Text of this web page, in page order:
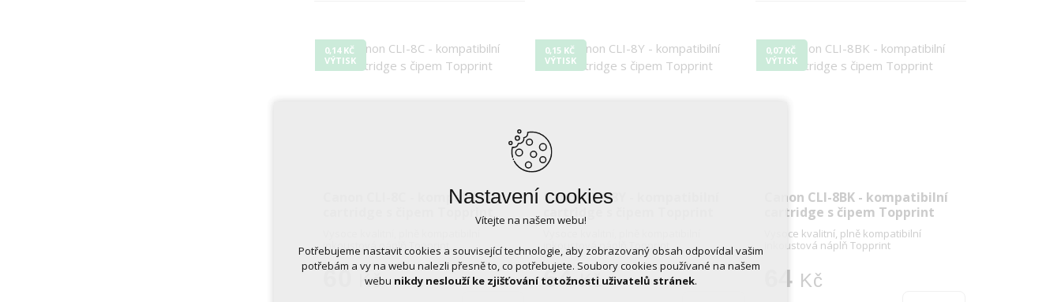
0,14 KČ
VÝTISK
Canon CLI-8C - kompatibilní
cartridge s čipem Topprint
inkoustová náplň Topprint
60 Kč
0,15 KČ
VÝTISK
Canon CLI-8Y - kompatibilní
cartridge s čipem Topprint
inkoustová náplň Topprint
64Kč
0,07 KČ
VÝTISK
Canon CLI-8BK - kompatibilní
cartridge s čipem Topprint
Vysoce kvalitní, plně kompatibilní
inkoustová náplň Topprint
64 Kč
Nastavení cookies
Vítejte na našem webu!
Potřebujeme nastavit cookies a související technologie, aby zobrazovaný obsah odpovídal vašim
potřebám a vy na webu nalezli přesně to, co potřebujete. Soubory cookies používané na našem
webu nikdy neslouží ke zjišťování totožnosti uživatelů stránek.